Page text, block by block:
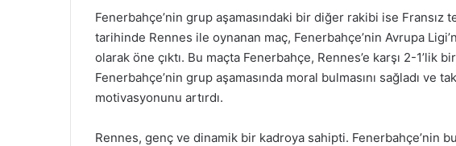
Fenerbahçe’nin grup aşamasındaki bir diğer rakibi ise Fransız
tarihinde Rennes ile oynanan maç, Fenerbahçe’nin Avrupa
olarak öne çıktı. Bu maçta Fenerbahçe, Rennes’e karşı 2-1’lik
Fenerbahçe’nin grup aşamasında moral bulmasını sağladı ve
motivasyonunu artırdı.
Rennes, genç ve dinamik bir kadroya sahipti. Fenerbahçe’nin